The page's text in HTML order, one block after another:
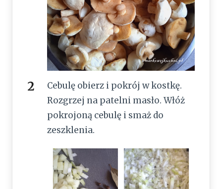
Cebulę obierz i pokrój w kostkę.
Rozgrzej na patelni masło. Włóż
pokrojoną cebulę i smaż do
zeszklenia.